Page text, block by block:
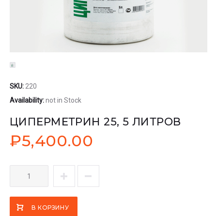
SKU:220
Availability:not in Stock
ЦИПЕРМЕТРИН 25, 5 ЛИТРОВ
₽5,400.00
В КОРЗИНУ